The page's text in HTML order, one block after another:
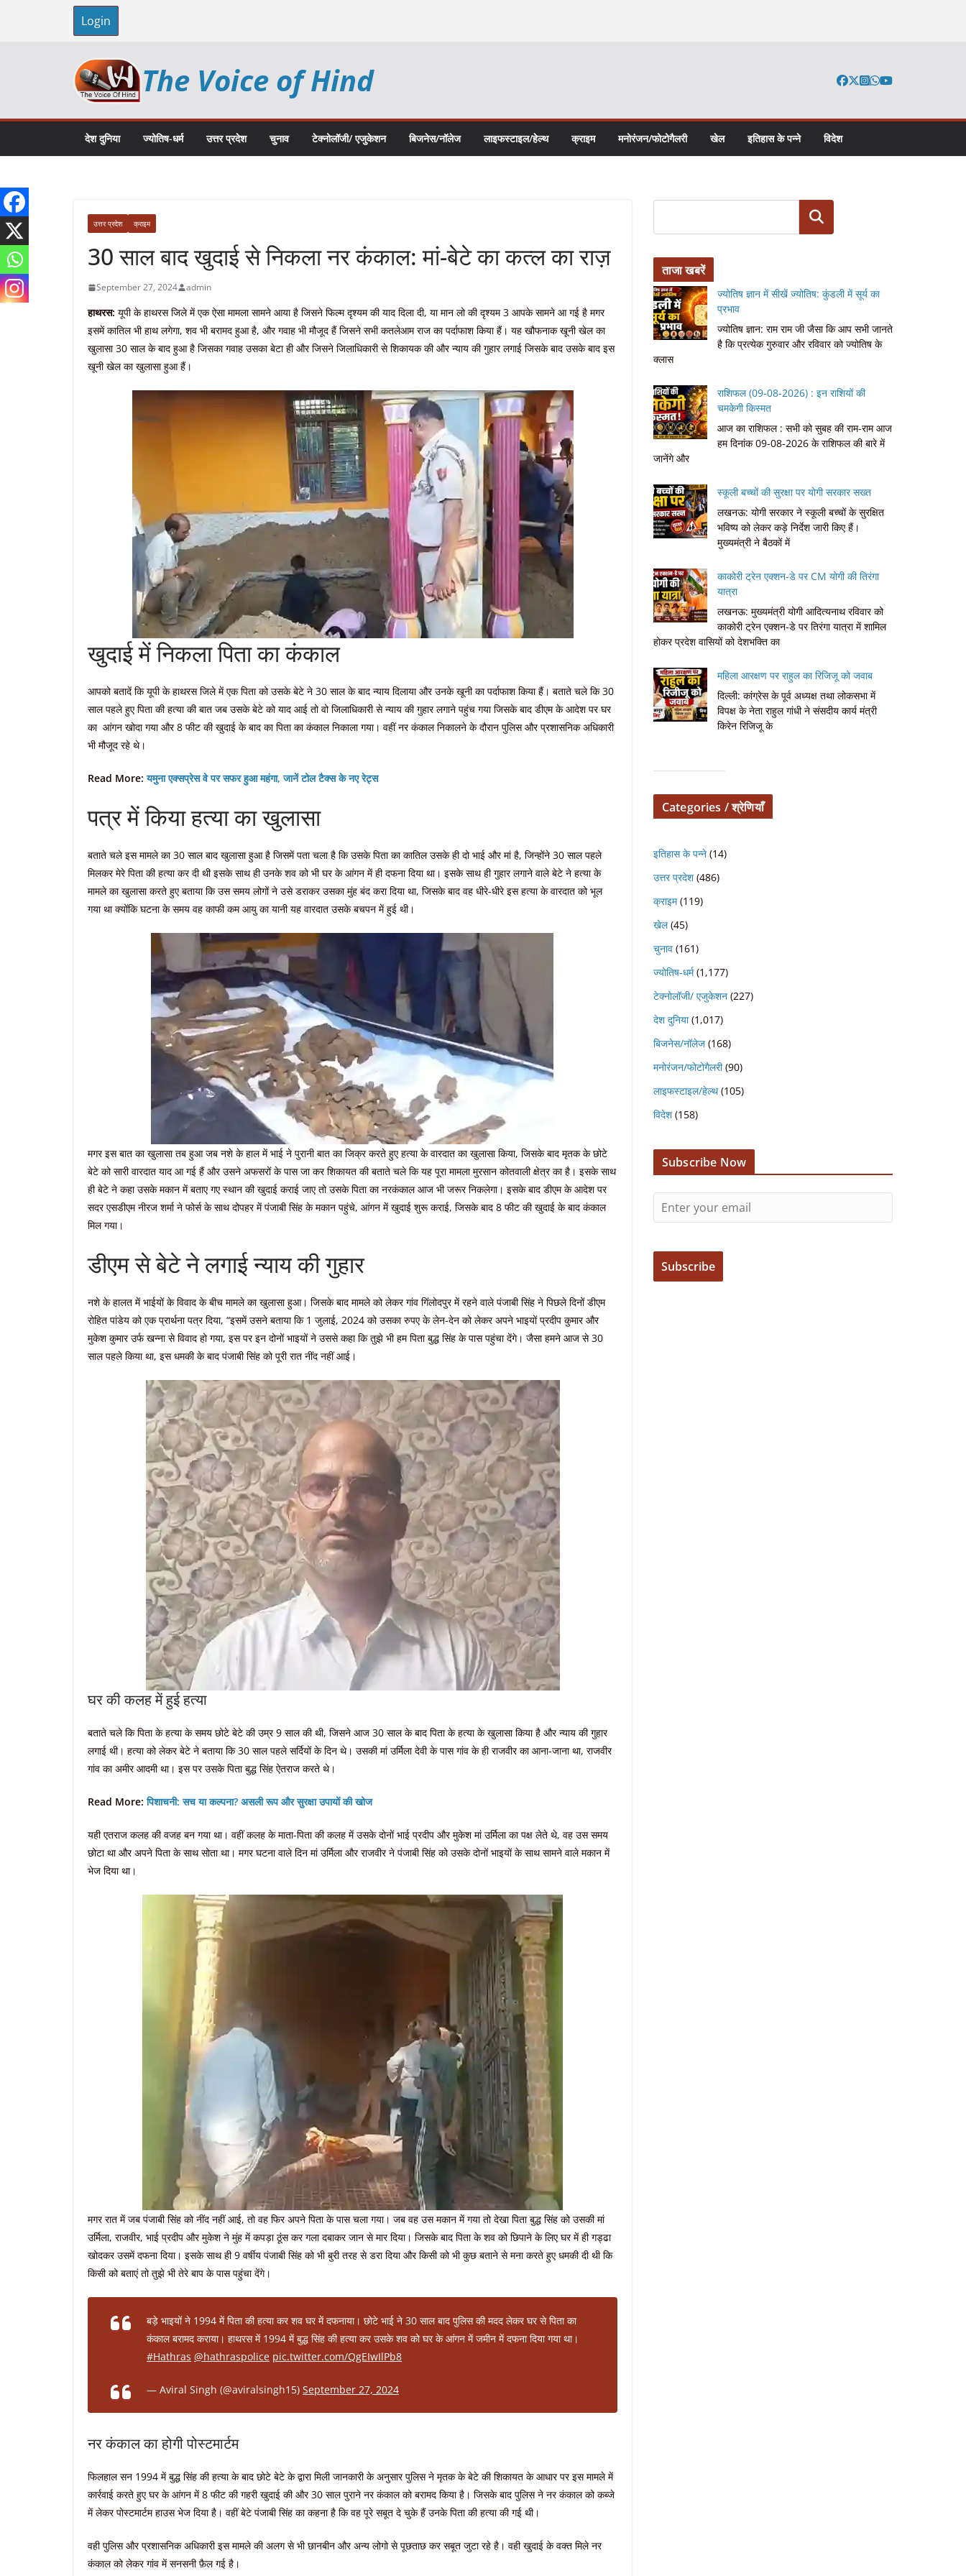
Login
The Voice of Hind
देश दुनिया ज्योतिष-धर्म उत्तर प्रदेश चुनाव टेक्नोलॉजी/ एजुकेशन बिजनेस/नॉलेज लाइफस्टाइल/हेल्थ क्राइम मनोरंजन/फोटोगैलरी खेल इतिहास के पन्ने विदेश
उत्तर प्रदेश क्राइम
30 साल बाद खुदाई से निकला नर कंकाल: मां-बेटे का कत्ल का राज़
September 27, 2024 admin
हाथरस: यूपी के हाथरस जिले में एक ऐसा मामला सामने आया है जिसने फिल्म दृश्यम की याद दिला दी, या मान लो की दृश्यम 3 आपके सामने आ गई है मगर
इसमें कातिल भी हाथ लगेगा, शव भी बरामद हुआ है, और गवाह भी मौजूद हैं जिसने सभी कतलेआम राज का पर्दाफाश किया हैं। यह खौफनाक खूनी खेल का
खुलासा 30 साल के बाद हुआ है जिसका गवाह उसका बेटा ही और जिसने जिलाधिकारी से शिकायक की और न्याय की गुहार लगाई जिसके बाद उसके बाद इस
खूनी खेल का खुलासा हुआ हैं।
खुदाई में निकला पिता का कंकाल
आपको बतादें कि यूपी के हाथरस जिले में एक पिता को उसके बेटे ने 30 साल के बाद न्याय दिलाया और उनके खूनी का पर्दाफाश किया हैं। बताते चले कि 30
साल पहले हुए पिता की हत्या की बात जब उसके बेटे को याद आई तो वो जिलाधिकारी से न्याय की गुहार लगाने पहुंच गया जिसके बाद डीएम के आदेश पर घर
का आंगन खोदा गया और 8 फीट की खुदाई के बाद का पिता का कंकाल निकाला गया। वहीं नर कंकाल निकालने के दौरान पुलिस और प्रशासनिक अधिकारी
भी मौजूद रहे थे।
Read More:यमुना एक्सप्रेस वे पर सफर हुआ महंगा, जानें टोल टैक्स के नए रेट्स
पत्र में किया हत्या का खुलासा
बताते चले इस मामले का 30 साल बाद खुलासा हुआ है जिसमें पता चला है कि उसके पिता का कातिल उसके ही दो भाई और मां है, जिन्होंने 30 साल पहले
मिलकर मेरे पिता की हत्या कर दी थी इसके साथ ही उनके शव को भी घर के आंगन में ही दफना दिया था। इसके साथ ही गुहार लगाने वाले बेटे ने हत्या के
मामले का खुलासा करते हुए बताया कि उस समय लोगों ने उसे डराकर उसका मुंह बंद करा दिया था, जिसके बाद वह धीरे-धीरे इस हत्या के वारदात को भूल
गया था क्योंकि घटना के समय वह काफी कम आयु का यानी यह वारदात उसके बचपन में हुई थी।
मगर इस बात का खुलासा तब हुआ जब नशे के हाल में भाई ने पुरानी बात का जिक्र करते हुए हत्या के वारदात का खुलासा किया, जिसके बाद मृतक के छोटे
बेटे को सारी वारदात याद आ गई हैं और उसने अफसरों के पास जा कर शिकायत की बताते चले कि यह पूरा मामला मुरसान कोतवाली क्षेत्र का है। इसके साथ
ही बेटे ने कहा उसके मकान में बताए गए स्थान की खुदाई कराई जाए तो उसके पिता का नरकंकाल आज भी जरूर निकलेगा। इसके बाद डीएम के आदेश पर
सदर एसडीएम नीरज शर्मा ने फोर्स के साथ दोपहर में पंजाबी सिंह के मकान पहुंचे, आंगन में खुदाई शुरू कराई, जिसके बाद 8 फीट की खुदाई के बाद कंकाल
मिल गया।
डीएम से बेटे ने लगाई न्याय की गुहार
नशे के हालत में भाईयों के विवाद के बीच मामले का खुलासा हुआ। जिसके बाद मामले को लेकर गांव गिंलोदपुर में रहने वाले पंजाबी सिंह ने पिछले दिनों डीएम
रोहित पांडेय को एक प्रार्थना पत्र दिया, “इसमें उसने बताया कि 1 जुलाई, 2024 को उसका रुपए के लेन-देन को लेकर अपने भाइयों प्रदीप कुमार और
मुकेश कुमार उर्फ खन्ना से विवाद हो गया, इस पर इन दोनों भाइयों ने उससे कहा कि तुझे भी हम पिता बुद्ध सिंह के पास पहुंचा देंगे। जैसा हमने आज से 30
साल पहले किया था, इस धमकी के बाद पंजाबी सिंह को पूरी रात नींद नहीं आई।
घर की कलह में हुई हत्या
बताते चले कि पिता के हत्या के समय छोटे बेटे की उम्र 9 साल की थी, जिसने आज 30 साल के बाद पिता के हत्या के खुलासा किया है और न्याय की गुहार
लगाई थी। हत्या को लेकर बेटे ने बताया कि 30 साल पहले सर्दियों के दिन थे। उसकी मां उर्मिला देवी के पास गांव के ही राजवीर का आना-जाना था, राजवीर
गांव का अमीर आदमी था। इस पर उसके पिता बुद्ध सिंह ऐतराज करते थे।
Read More:पिशाचनी: सच या कल्पना? असली रूप और सुरक्षा उपायों की खोज
यही एतराज कलह की वजह बन गया था। वहीं कलह के माता-पिता की कलह में उसके दोनों भाई प्रदीप और मुकेश मां उर्मिला का पक्ष लेते थे, वह उस समय
छोटा था और अपने पिता के साथ सोता था। मगर घटना वाले दिन मां उर्मिला और राजवीर ने पंजाबी सिंह को उसके दोनों भाइयों के साथ सामने वाले मकान में
भेज दिया था।
मगर रात में जब पंजाबी सिंह को नींद नहीं आई, तो वह फिर अपने पिता के पास चला गया। जब वह उस मकान में गया तो देखा पिता बुद्ध सिंह को उसकी मां
उर्मिला, राजवीर, भाई प्रदीप और मुकेश ने मुंह में कपड़ा ठूंस कर गला दबाकर जान से मार दिया। जिसके बाद पिता के शव को छिपाने के लिए घर में ही गड्ढा
खोदकर उसमें दफना दिया। इसके साथ ही 9 वर्षीय पंजाबी सिंह को भी बुरी तरह से डरा दिया और किसी को भी कुछ बताने से मना करते हुए धमकी दी थी कि
किसी को बताएं तो तुझे भी तेरे बाप के पास पहुंचा देंगे।
बड़े भाइयों ने 1994 में पिता की हत्या कर शव घर में दफनाया। छोटे भाई ने 30 साल बाद पुलिस की मदद लेकर घर से पिता का
कंकाल बरामद कराया। हाथरस में 1994 में बुद्ध सिंह की हत्या कर उसके शव को घर के आंगन में जमीन में दफना दिया गया था।
#Hathras @hathraspolice pic.twitter.com/QgEIwIlPb8
— Aviral Singh (@aviralsingh15) September 27, 2024
नर कंकाल का होगी पोस्टमार्टम
फिलहाल सन 1994 में बुद्ध सिंह की हत्या के बाद छोटे बेटे के द्वारा मिली जानकारी के अनुसार पुलिस ने मृतक के बेटे की शिकायत के आधार पर इस मामले में
कार्रवाई करते हुए घर के आंगन में 8 फीट की गहरी खुदाई की और 30 साल पुराने नर कंकाल को बरामद किया है। जिसके बाद पुलिस ने नर कंकाल को कब्जे
में लेकर पोस्टमार्टम हाउस भेज दिया है। वहीं बेटे पंजाबी सिंह का कहना है कि वह पूरे सबूत दे चुके हैं उनके पिता की हत्या की गई थी।
वही पुलिस और प्रशासनिक अधिकारी इस मामले की अलग से भी छानबीन और अन्य लोगो से पूछताछ कर सबूत जुटा रहे है। वही खुदाई के वक्त मिले नर
कंकाल को लेकर गांव में सनसनी फ़ैल गई है।
Search
ताजा खबरें
ज्योतिष ज्ञान में सीखें ज्योतिष: कुंडली में सूर्य का
प्रभाव
ज्योतिष ज्ञान: राम राम जी जैसा कि आप सभी जानते
है कि प्रत्येक गुरुवार और रविवार को ज्योतिष के
क्लास
राशिफल (09-08-2026) : इन राशियों की
चमकेगी किस्मत
आज का राशिफल : सभी को सुबह की राम-राम आज
हम दिनांक 09-08-2026 के राशिफल की बारे में
जानेंगे और
स्कूली बच्चों की सुरक्षा पर योगी सरकार सख्त
लखनऊ: योगी सरकार ने स्कूली बच्चों के सुरक्षित
भविष्य को लेकर कड़े निर्देश जारी किए हैं।
मुख्यमंत्री ने बैठकों में
काकोरी ट्रेन एक्शन-डे पर CM योगी की तिरंगा
यात्रा
लखनऊ: मुख्यमंत्री योगी आदित्यनाथ रविवार को
काकोरी ट्रेन एक्शन-डे पर तिरंगा यात्रा में शामिल
होकर प्रदेश वासियों को देशभक्ति का
महिला आरक्षण पर राहुल का रिजिजू को जवाब
दिल्ली: कांग्रेस के पूर्व अध्यक्ष तथा लोकसभा में
विपक्ष के नेता राहुल गांधी ने संसदीय कार्य मंत्री
किरेन रिजिजू के
Categories / श्रेणियाँ
इतिहास के पन्ने (14)
उत्तर प्रदेश (486)
क्राइम(119)
खेल(45)
चुनाव (161)
ज्योतिष-धर्म(1,177)
टेक्नोलॉजी/ एजुकेशन (227)
देश दुनिया(1,017)
बिजनेस/नॉलेज (168)
मनोरंजन/फोटोगैलरी(90)
लाइफस्टाइल/हेल्थ(105)
विदेश (158)
Subscribe Now